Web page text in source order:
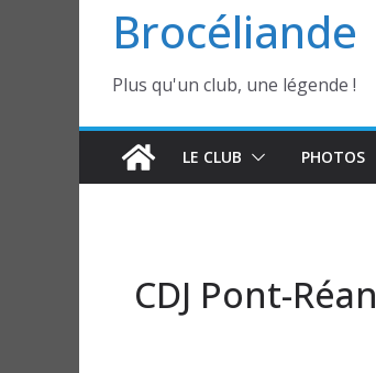
Brocéliande
Plus qu'un club, une légende !
LE CLUB PHOTOS
CDJ Pont-Réan